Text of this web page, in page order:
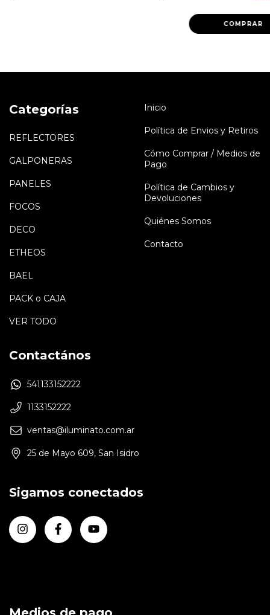
COMPRAR
Categorías
REFLECTORES
GALPONERAS
PANELES
FOCOS
DECO
ETHEOS
BAEL
PACK o CAJA
VER TODO
Inicio
Política de Envios y Retiros
Cómo Comprar / Medios de
Pago
Política de Cambios y
Devoluciones
Quiénes Somos
Contacto
Contactános
541133152222
1133152222
ventas@iluminato.com.ar
25 de Mayo 609, San Isidro
Sigamos conectados